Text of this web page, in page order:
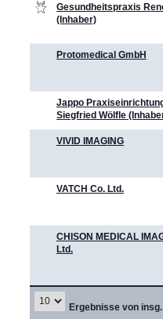
Ergebnisse von
Gesundheitspraxis
(Inhaber)
Protomedical GmbH
Jappo
Siegfried Wölfle
VIVID IMAGING
VATCH Co. Ltd.
CHISON MEDICAL
Ltd.